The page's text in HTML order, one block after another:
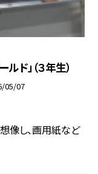
」（３年生）
05/07
像し、画用紙など